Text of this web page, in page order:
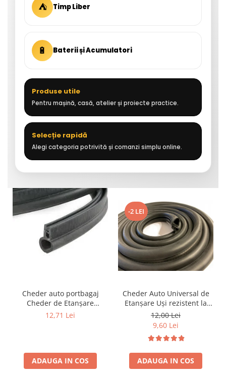
⛺ Timp Liber
🔋 Baterii și Acumulatori
Produse utile
Pentru mașină, casă, atelier și proiecte practice.
Selecție rapidă
Alegi categoria potrivită și comanzi simplu online.
Cheder auto portbagaj
Cheder de Etanșare
Profesional din Cauciuc -
Liniar
12,71 Lei
ADAUGA IN COS
-2 LEI
Cheder Auto Universal de
Etanșare Uși rezistent la
intemperii, raze UV,
îmbătrânire și temperaturi
extreme
12,00 Lei
9,60 Lei
ADAUGA IN COS